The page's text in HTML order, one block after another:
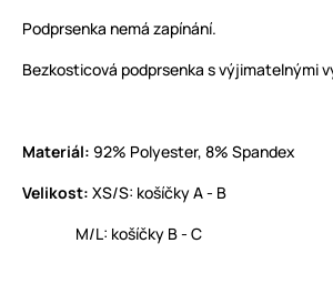
Podprsenka nemá zapínání.
Bezkosticová podprsenka s výjimatelnými
Materiál: 92% Polyester, 8% Spandex
Velikost: XS/S: košíčky A - B
M/L: košíčky B - C